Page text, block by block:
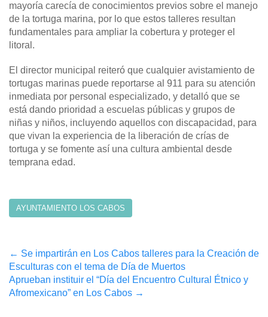
mayoría carecía de conocimientos previos sobre el manejo
de la tortuga marina, por lo que estos talleres resultan
fundamentales para ampliar la cobertura y proteger el
litoral.
El director municipal reiteró que cualquier avistamiento de
tortugas marinas puede reportarse al 911 para su atención
inmediata por personal especializado, y detalló que se
está dando prioridad a escuelas públicas y grupos de
niñas y niños, incluyendo aquellos con discapacidad, para
que vivan la experiencia de la liberación de crías de
tortuga y se fomente así una cultura ambiental desde
temprana edad.
AYUNTAMIENTO LOS CABOS
Post
navigation
← Se impartirán en Los Cabos talleres para la Creación de
Esculturas con el tema de Día de Muertos
Aprueban instituir el “Día del Encuentro Cultural Étnico y
Afromexicano” en Los Cabos →